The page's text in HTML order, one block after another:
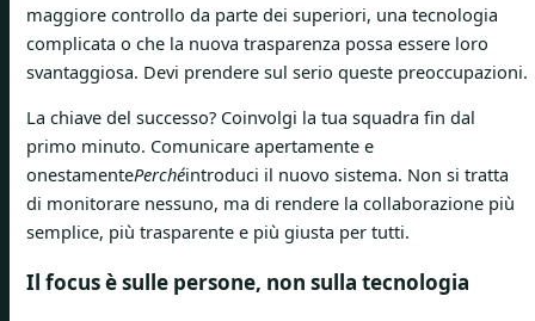
maggiore controllo da parte dei superiori, una tecnologia
complicata o che la nuova trasparenza possa essere loro
svantaggiosa. Devi prendere sul serio queste preoccupazioni.
La chiave del successo? Coinvolgi la tua squadra fin dal
primo minuto. Comunicare apertamente e
onestamentePerchéintroduci il nuovo sistema. Non si tratta
di monitorare nessuno, ma di rendere la collaborazione più
semplice, più trasparente e più giusta per tutti.
Il focus è sulle persone, non sulla tecnologia